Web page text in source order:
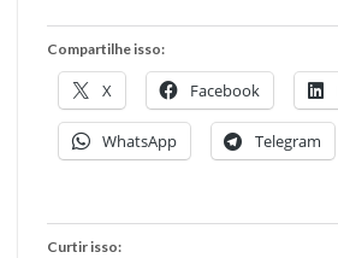
Compartilhe isso:
X Facebook
WhatsApp Telegram
Curtir isso: